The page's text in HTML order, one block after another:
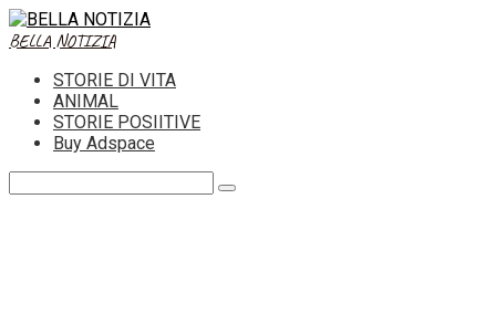
Skip
to
BELLA NOTIZIA
STORIE DI VITA
ANIMAL
STORIE POSIITIVE
Buy Adspace